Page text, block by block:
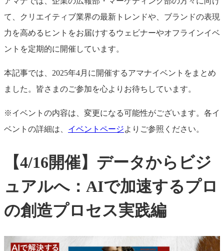
て、クリエイティブ業界の最新トレンドや、ブランドの表現
力を高めるヒントをお届けするウェビナーやオフラインイベ
ントを定期的に開催しています。
本記事では、2025年4月に開催するアマナイベントをまとめ
ました。皆さまのご参加を心よりお待ちしています。
※イベントの内容は、変更になる可能性がございます。各イ
ベントの詳細は、 イベントページよりご参照ください。
【4/16開催】データからビジ
ュアルへ：AIで加速するプロ
の創造プロセス実践編